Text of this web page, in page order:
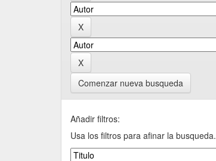
Comenzar nueva busqueda
Añadir filtros:
Usa los filtros para afinar la busqueda.